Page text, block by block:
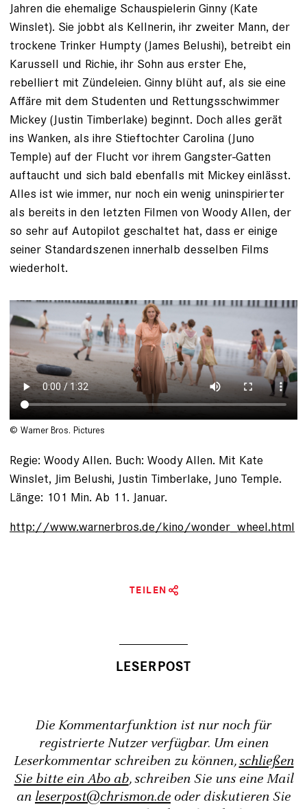
Jahren die ehemalige Schauspielerin Ginny (Kate
Winslet). Sie jobbt als Kellnerin, ihr zweiter Mann, der
trockene Trinker Humpty (James Belushi), betreibt ein
Karussell und Richie, ihr Sohn aus erster Ehe,
rebelliert mit Zündeleien. Ginny blüht auf, als sie eine
Affäre mit dem Studenten und Rettungsschwimmer
Mickey (Justin Timberlake) beginnt. Doch alles gerät
ins Wanken, als ihre Stieftochter Carolina (Juno
Temple) auf der Flucht vor ihrem Gangster-Gatten
auftaucht und sich bald ebenfalls mit Mickey einlässt.
Alles ist wie immer, nur noch ein wenig uninspirierter
als bereits in den letzten Filmen von Woody Allen, der
so sehr auf Autopilot geschaltet hat, dass er einige
seiner Standardszenen innerhalb desselben Films
wiederholt.
© Warner Bros. Pictures
Regie: Woody Allen. Buch: Woody Allen. Mit Kate
Winslet, Jim Belushi, Justin Timberlake, Juno Temple.
Länge: 101 Min. Ab 11. Januar.
http://www.warnerbros.de/kino/wonder_wheel.html
TEILEN
Die Kommentarfunktion ist nur noch für
registrierte Nutzer verfügbar. Um einen
Leserkommentar schreiben zu können,schließen
Sie bitte ein Abo ab, schreiben Sie uns eine Mail
an leserpost@chrismon.de oder diskutieren Sie